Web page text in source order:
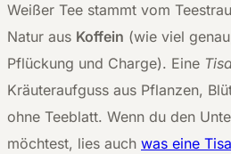
Weißer Tee stammt vom
Natur aus Koffein (wie viel
Pflückung und Charge). Eine
Kräuteraufguss aus Pflanzen,
ohne Teeblatt. Wenn du den
möchtest, lies auch was eine